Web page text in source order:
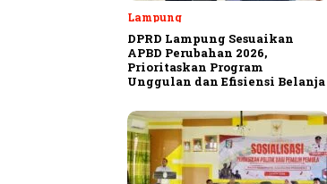
Lampung
DPRD Lampung Sesuaikan
APBD Perubahan 2026,
Prioritaskan Program
Unggulan dan Efisiensi Belanja